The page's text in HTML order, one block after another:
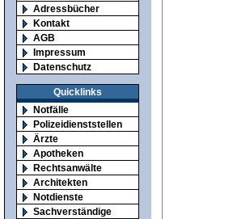
Adressbücher
Kontakt
AGB
Impressum
Datenschutz
Quicklinks
Notfälle
Polizeidienststellen
Ärzte
Apotheken
Rechtsanwälte
Architekten
Notdienste
Sachverständige